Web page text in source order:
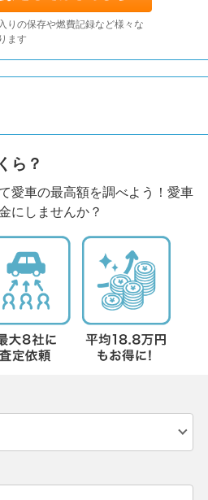
りの保存や燃費記録など様々な
ます
ら？
愛車の最高額を調べよう！愛車
にしませんか？